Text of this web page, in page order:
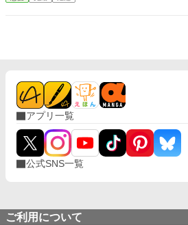
られた日記を手渡される。 そこに
アプリ一覧
公式SNS一覧
ご利用について